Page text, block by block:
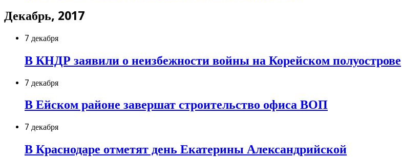
Декабрь, 2017
7 декабря
В КНДР заявили о неизбежности войны на Корейском полуострове
7 декабря
В Ейском районе завершат строительство офиса ВОП
7 декабря
В Краснодаре отметят день Екатерины Александрийской